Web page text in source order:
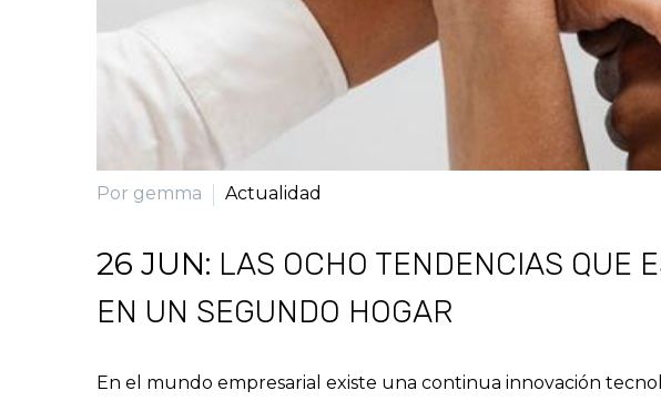
Por gemma Actualidad
26 JUN: LAS OCHO TENDENCIAS QUE
EN UN SEGUNDO HOGAR
En el mundo empresarial existe una continua innovación